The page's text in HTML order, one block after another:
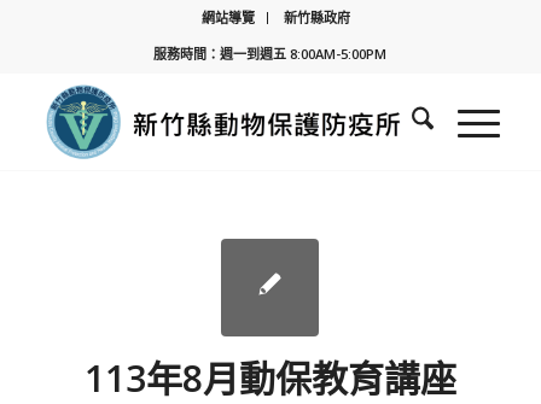
網站導覽
新竹縣政府
服務時間：週一到週五 8:00AM-5:00PM
113年8月動保教育講座